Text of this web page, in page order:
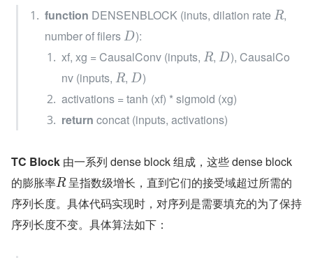
function DENSENBLOCK (inuts, dilation rate R,
number of filers D):
xf, xg = CausalConv (inputs, R, D), CausalCo
nv (inputs, R, D)
activations = tanh (xf) * sigmoid (xg)
return concat (inputs, activations)
TC Block 由一系列 dense block 组成，这些 dense block
的膨胀率R 呈指数级增长，直到它们的接受域超过所需的
序列长度。具体代码实现时，对序列是需要填充的为了保持
序列长度不变。具体算法如下：